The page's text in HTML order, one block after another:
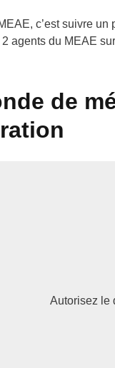
c’est suivre
agents du MEAE
de
Autorisez le